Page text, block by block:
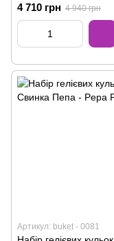
4 710 грн 4 940 грн
Артикул: buket - 0081